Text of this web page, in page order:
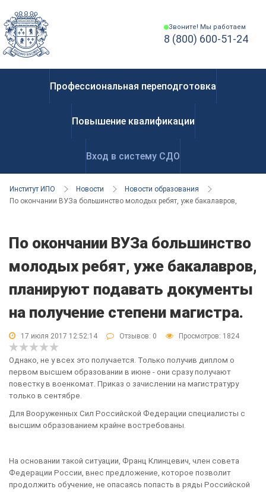
Звоните! Мы работаем
8 (800) 600-51-24
Профессиональная переподготовка
Повышение квалификации
Вход в систему СДО
Институт ИПО Новости
Новости образования
По окончании ВУЗа большинство молодых ребят, уже бакалавров,
По окончании ВУЗа большинство
молодых ребят, уже бакалавров,
планируют подавать документы
на получение степени магистра.
17 июля 2017 12:52:14 Отзывов: 0 Просмотров: 1824
Однако, не у всех это получается. Только получив диплом о
первом высшем образовании в июне - они сразу получают
повестку в военкомат. Приказ о зачислении на магистратуру
только в сентябре.
Для Вооруженных Сил Российской Федерации специалисты с
высшим образованием крайне востребованы.
На основании такой ситуации, Франц Клинцевич, член совета
Федерации России, внес предложение, которое позволит
продолжить обучение, не опасаясь попасть в ряды Российской